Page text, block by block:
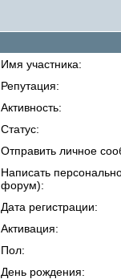
Имя участника:
Репутация:
Активность:
Статус:
Отправить личное
Написать
форум):
Дата регистрации:
Активация:
Пол:
День рождения: